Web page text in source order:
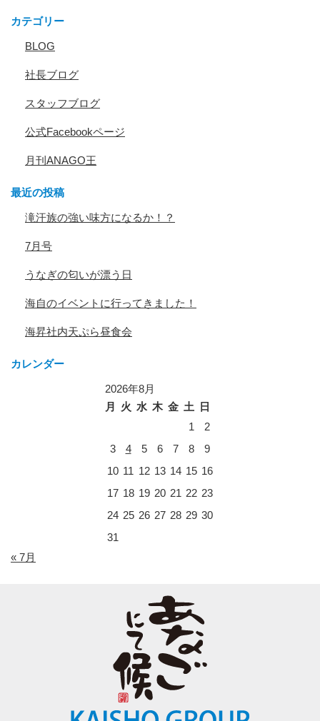
カテゴリー
BLOG
社長ブログ
スタッフブログ
公式Facebookページ
月刊ANAGO王
最近の投稿
滝汗族の強い味方になるか！？
7月号
うなぎの匂いが漂う日
海自のイベントに行ってきました！
海昇社内天ぷら昼食会
カレンダー
2026年8月
月
火 水 木 金 土
日
1
2
3
4 5 6 7 8
9
10 11 12 13 14 15 16
17 18 19 20 21 22 23
24 25 26 27 28 29 30
31
« 7月